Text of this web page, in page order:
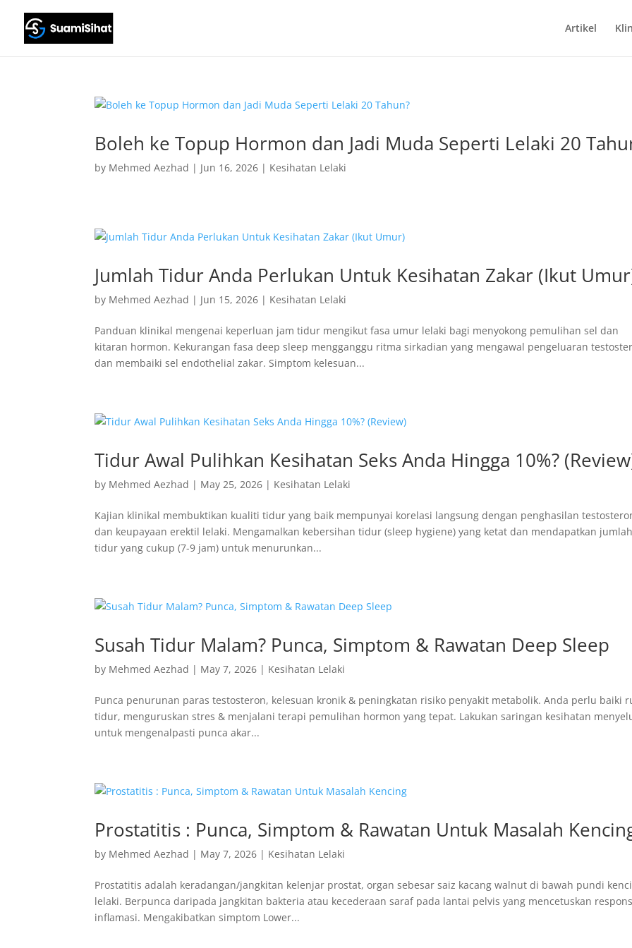
Artikel
Boleh ke Topup Hormon dan Jadi Muda Seperti Lelaki 20
by Mehmed Aezhad | Jun 16, 2026 | Kesihatan Lelaki
Jumlah Tidur Anda Perlukan Untuk Kesihatan Zakar (Ikut
by Mehmed Aezhad | Jun 15, 2026 | Kesihatan Lelaki
Panduan klinikal mengenai keperluan jam tidur mengikut fasa umur lelaki bagi menyokong pemulihan sel dan
kitaran hormon. Kekurangan fasa deep sleep mengganggu ritma sirkadian yang mengawal pengeluaran
dan membaiki sel endothelial zakar. Simptom kelesuan...
Tidur Awal Pulihkan Kesihatan Seks Anda Hingga 10%?
by Mehmed Aezhad | May 25, 2026 | Kesihatan Lelaki
Kajian klinikal membuktikan kualiti tidur yang baik mempunyai korelasi langsung dengan penghasilan
dan keupayaan erektil lelaki. Mengamalkan kebersihan tidur (sleep hygiene) yang ketat dan mendapatkan jumlah
tidur yang cukup (7-9 jam) untuk menurunkan...
Susah Tidur Malam? Punca, Simptom & Rawatan Deep Sleep
by Mehmed Aezhad | May 7, 2026 | Kesihatan Lelaki
Punca penurunan paras testosteron, kelesuan kronik & peningkatan risiko penyakit metabolik. Anda perlu baiki
tidur, menguruskan stres & menjalani terapi pemulihan hormon yang tepat. Lakukan saringan kesihatan
untuk mengenalpasti punca akar...
Prostatitis : Punca, Simptom & Rawatan Untuk Masalah
by Mehmed Aezhad | May 7, 2026 | Kesihatan Lelaki
Prostatitis adalah keradangan/jangkitan kelenjar prostat, organ sebesar saiz kacang walnut di bawah pundi
lelaki. Berpunca daripada jangkitan bakteria atau kecederaan saraf pada lantai pelvis yang mencetuskan respons
inflamasi. Mengakibatkan simptom Lower...